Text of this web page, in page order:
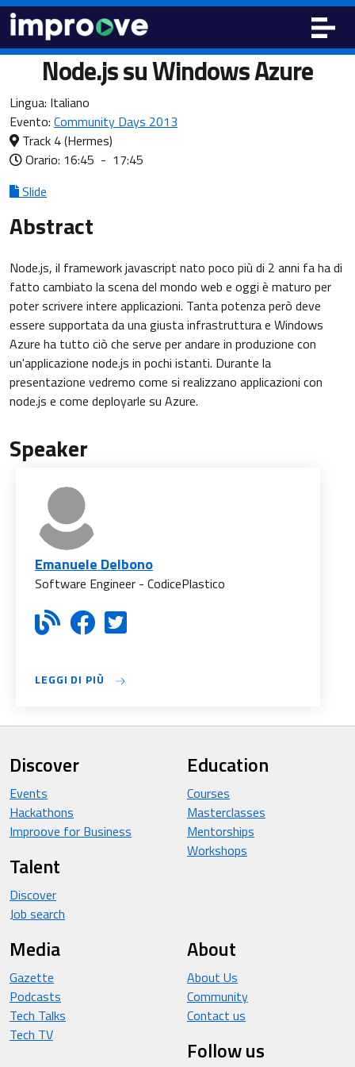
Node.js su Windows Azure
Lingua: Italiano
Evento: Community Days 2013
Track 4(Hermes)
Orario: 16:45 - 17:45
Slide
Abstract
Node.js, il framework javascript nato poco più di 2 anni fa ha di
fatto cambiato la scena del mondo web e oggi è maturo per
poter scrivere intere applicazioni. Tanta potenza però deve
essere supportata da una giusta infrastruttura e Windows
Azure ha tutto ciò che serve per andare in produzione con
un'applicazione node.js in pochi istanti. Durante la
presentazione vedremo come si realizzano applicazioni con
node.js e come deployarle su Azure.
Speaker
Emanuele Delbono
Software Engineer - CodicePlastico
LEGGI DI PIÙ
Discover
Events
Hackathons
Improove for Business
Talent
Discover
Job search
Education
Courses
Masterclasses
Mentorships
Workshops
Media
Gazette
Podcasts
Tech Talks
Tech TV
About
About Us
Community
Contact us
Follow us